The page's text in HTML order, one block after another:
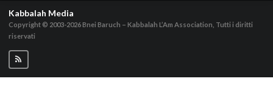
Kabbalah Media
Copyright © 2003-2026Bnei Baruch – Kabbalah L’Am Association, Tutti i diritti
riservati